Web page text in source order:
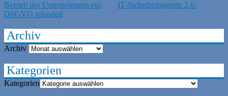
Betrieb des Unternehmens ein
IT-Sicherheitsgesetz 2.0:
DSGVO reloaded
Archiv
Archiv
Kategorien
Kategorien